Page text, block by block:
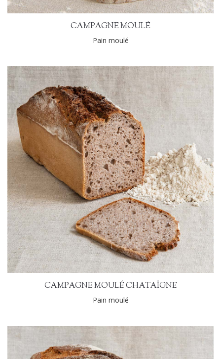
CAMPAGNE MOULÉ
Pain moulé
CAMPAGNE MOULÉ CHATAÎGNE
Pain moulé